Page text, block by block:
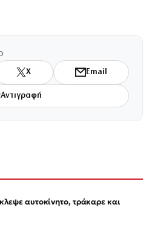
X Email
Αντιγραφή
αυτοκίνητο, τράκαρε και